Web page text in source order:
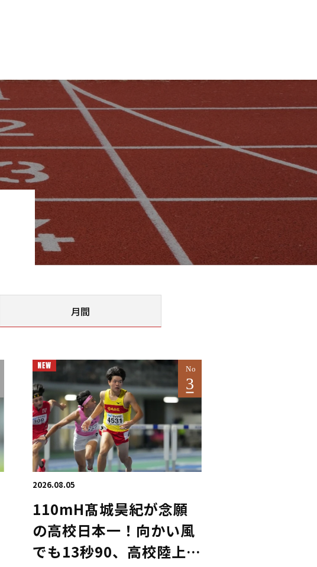
月間
2026.08.05
110mH髙城昊紀が念願
の高校日本一！向かい風
でも13秒90、高校陸上の